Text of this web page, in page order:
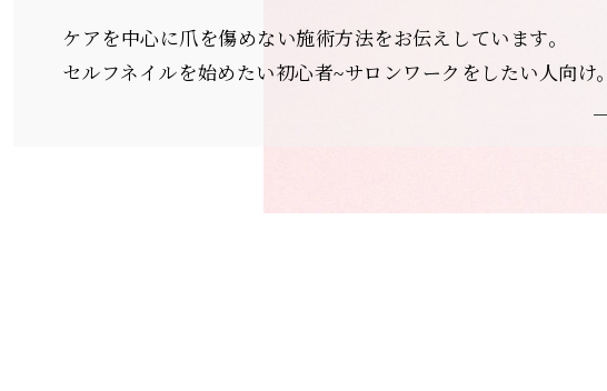
ケアを中心に爪を傷めない施術方法をお伝えしています。
セルフネイルを始めたい初心者~サロンワークをしたい人向け。